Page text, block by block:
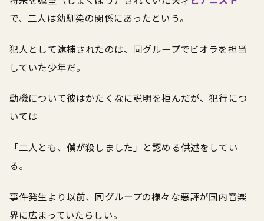
で、二人は幼馴染の関係にあったという。
犯人として逮捕されたのは、同グループでビオラを担当
していた少年だ。
動機について彼はかたくなに説明を拒んだが、犯行につ
いては
「二人とも、僕が殺しました」と認める供述をしてい
る。
事件発生より以前、同グループの様々な悪評が国内音楽
界に広まっていたらしい。